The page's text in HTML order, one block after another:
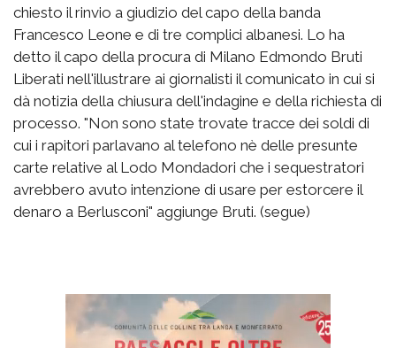
chiesto il rinvio a giudizio del capo della banda
Francesco Leone e di tre complici albanesi. Lo ha
detto il capo della procura di Milano Edmondo Bruti
Liberati nell'illustrare ai giornalisti il comunicato in cui si
dà notizia della chiusura dell'indagine e della richiesta di
processo. "Non sono state trovate tracce dei soldi di
cui i rapitori parlavano al telefono nè delle presunte
carte relative al Lodo Mondadori che i sequestratori
avrebbero avuto intenzione di usare per estorcere il
denaro a Berlusconi" aggiunge Bruti. (segue)